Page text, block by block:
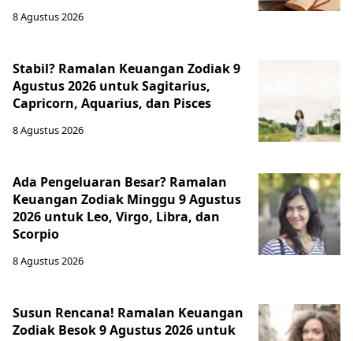
8 Agustus 2026
Stabil? Ramalan Keuangan Zodiak 9
Agustus 2026 untuk Sagitarius,
Capricorn, Aquarius, dan Pisces
8 Agustus 2026
Ada Pengeluaran Besar? Ramalan
Keuangan Zodiak Minggu 9 Agustus
2026 untuk Leo, Virgo, Libra, dan
Scorpio
8 Agustus 2026
Susun Rencana! Ramalan Keuangan
Zodiak Besok 9 Agustus 2026 untuk